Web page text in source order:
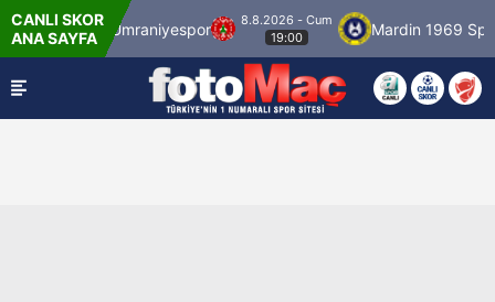
CANLI SKOR
ANA SAYFAÜmraniyespor
8.8.2026 - Cum
19:00
Mardin 1969 Spor